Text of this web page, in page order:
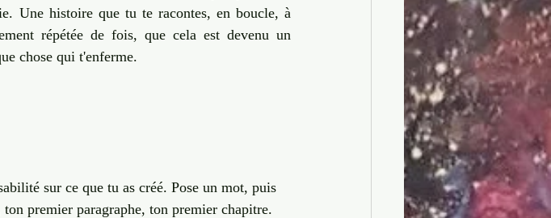
Une histoire que tu te racontes, en boucle, à
répétée de fois, que cela est devenu un
chose qui t'enferme.
sur ce que tu as créé. Pose un mot, puis
premier paragraphe, ton premier chapitre.